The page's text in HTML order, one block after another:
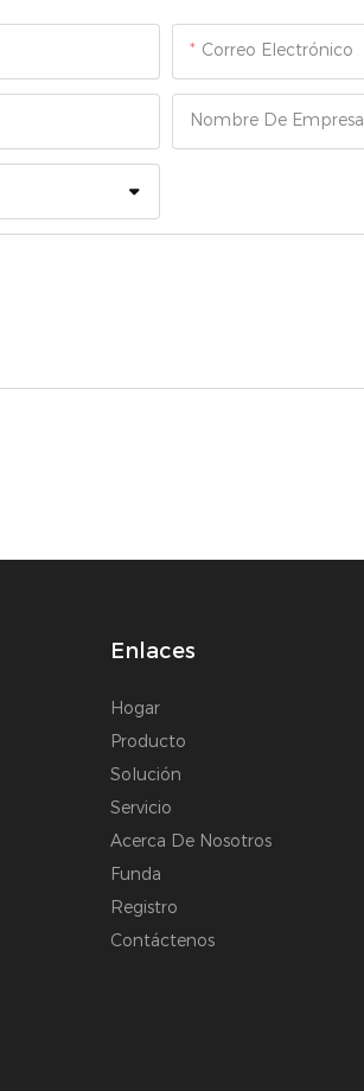
Correo Electrónico
Nombre De Empresa
Enlaces
Hogar
Producto
Solución
Servicio
Acerca De Nosotros
Funda
Registro
Contáctenos